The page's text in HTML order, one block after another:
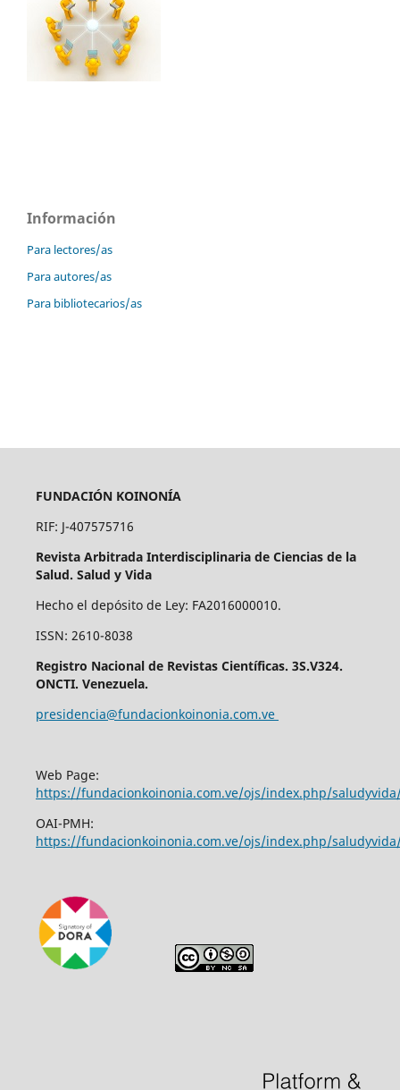
Información
Para lectores/as
Para autores/as
Para bibliotecarios/as
FUNDACIÓN KOINONÍA
RIF: J-407575716
Revista Arbitrada Interdisciplinaria de Ciencias de la
Salud. Salud y Vida
Hecho el depósito de Ley: FA2016000010.
ISSN: 2610-8038
Registro Nacional de Revistas Científicas. 3S.V324.
ONCTI. Venezuela.
presidencia@fundacionkoinonia.com.ve
Web Page:
https://fundacionkoinonia.com.ve/ojs/index.php/
OAI-PMH:
https://fundacionkoinonia.com.ve/ojs/index.php/